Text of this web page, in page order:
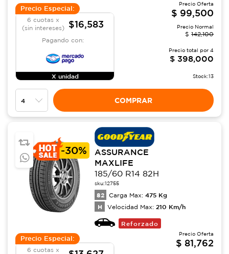
Precio Especial:
6 cuotas x
(sin intereses)
$16,583
Pagando con:
X unidad
Precio Oferta
$ 99,500
Precio Normal
$ 142,100
Precio total por 4
$ 398,000
Stock:13
COMPRAR
-30%
ASSURANCE
MAXLIFE
185/60 R14 82H
sku:12755
82 Carga Max: 475 Kg
H Velocidad Max: 210 Km/h
Reforzado
Precio Especial:
6 cuotas x
Precio Oferta
$ 81,762